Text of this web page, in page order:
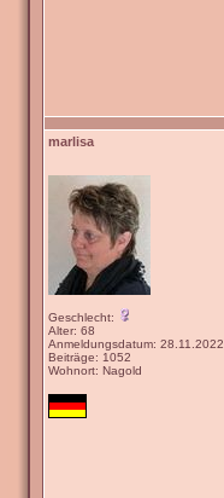
marlisa
Geschlecht:
Alter: 68
Anmeldungsdatum: 28.11.2022
Beiträge: 1052
Wohnort: Nagold